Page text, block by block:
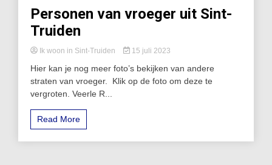
Personen van vroeger uit Sint-
Truiden
Ik woon in Sint-Truiden 15 juli 2023
Hier kan je nog meer foto’s bekijken van andere
straten van vroeger. Klik op de foto om deze te
vergroten. Veerle R...
Read More